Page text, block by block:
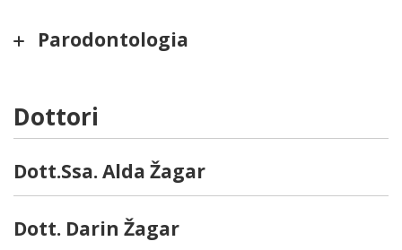
Parodontologia
Dottori
Dott.Ssa. Alda Žagar
Dott. Darin Žagar